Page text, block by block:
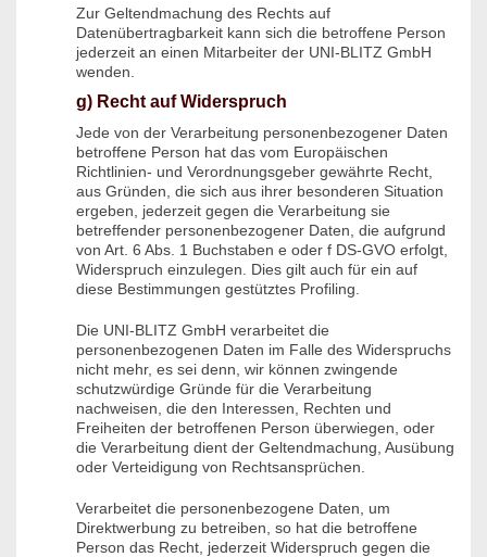
Zur Geltendmachung des Rechts auf
Datenübertragbarkeit kann sich die betroffene Person
jederzeit an einen Mitarbeiter der UNI-BLITZ GmbH
wenden.
g) Recht auf Widerspruch
Jede von der Verarbeitung personenbezogener Daten
betroffene Person hat das vom Europäischen
Richtlinien- und Verordnungsgeber gewährte Recht,
aus Gründen, die sich aus ihrer besonderen Situation
ergeben, jederzeit gegen die Verarbeitung sie
betreffender personenbezogener Daten, die aufgrund
von Art. 6 Abs. 1 Buchstaben e oder f DS-GVO erfolgt,
Widerspruch einzulegen. Dies gilt auch für ein auf
diese Bestimmungen gestütztes Profiling.
Die UNI-BLITZ GmbH verarbeitet die
personenbezogenen Daten im Falle des Widerspruchs
nicht mehr, es sei denn, wir können zwingende
schutzwürdige Gründe für die Verarbeitung
nachweisen, die den Interessen, Rechten und
Freiheiten der betroffenen Person überwiegen, oder
die Verarbeitung dient der Geltendmachung, Ausübung
oder Verteidigung von Rechtsansprüchen.
Verarbeitet die personenbezogene Daten, um
Direktwerbung zu betreiben, so hat die betroffene
Person das Recht, jederzeit Widerspruch gegen die